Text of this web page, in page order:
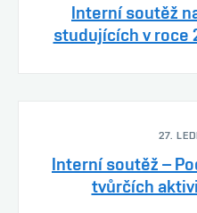
Interní soutěž
studujících v roce
27.
Interní soutěž –
tvůrčích